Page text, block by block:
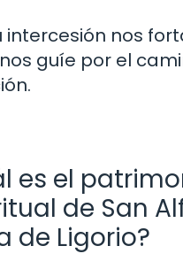
intercesión nos
guíe por el
es el
de San
de Ligorio?